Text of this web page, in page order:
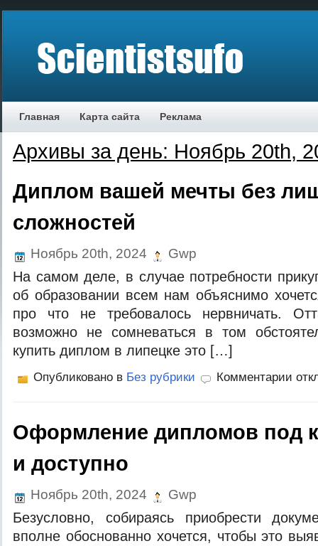
Главная Карта сайта Реклама
Архивы за день: Ноябрь 20th,
Диплом вашей мечты без
сложностей
Ноябрь 20th, 2024 Gwp
На самом деле, в случае потребности
об образовании всем нам объяснимо
про что не требовалось нервничать.
возможно не сомневаться в том
купить диплом в липецке это […]
Опубликовано в Без рубрики Комментарии
Оформление дипломов под
и доступно
Ноябрь 20th, 2024 Gwp
Безусловно, собираясь приобрести
вполне обоснованно хочется, чтобы это